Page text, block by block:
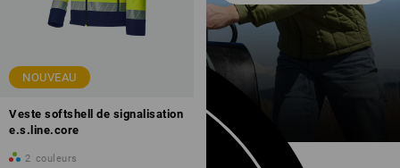
NOUVEAU
Veste softshell de signalisation
e.s.line.core
2 couleurs